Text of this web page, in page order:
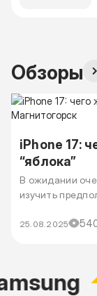
Обзоры
iPhone 17:
“яблока”
В ожидании
изучить
25.08.2025